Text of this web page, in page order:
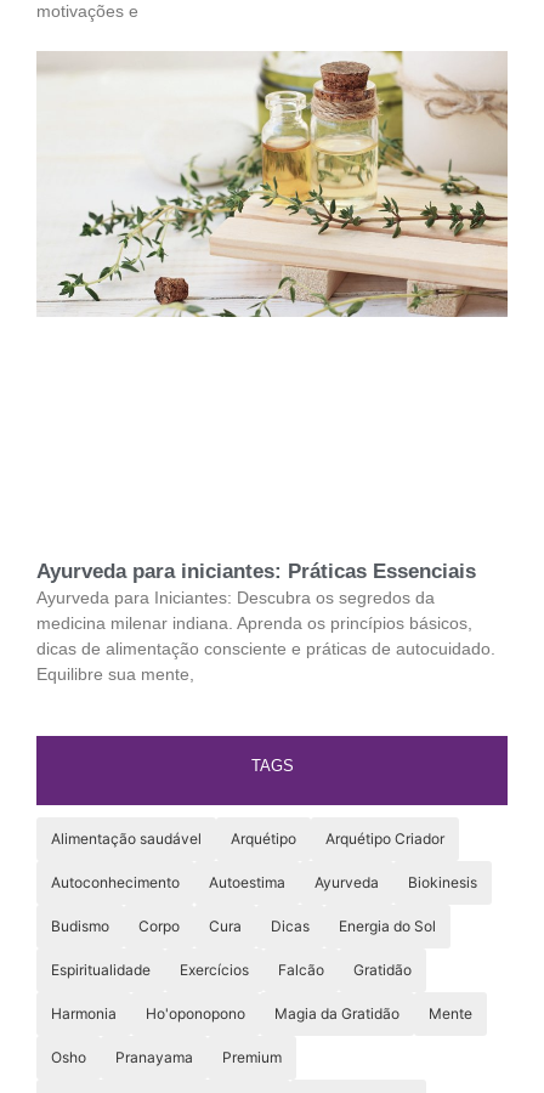
motivações e
Ayurveda para iniciantes: Práticas Essenciais
Ayurveda para Iniciantes: Descubra os segredos da
medicina milenar indiana. Aprenda os princípios básicos,
dicas de alimentação consciente e práticas de autocuidado.
Equilibre sua mente,
TAGS
Alimentação saudável Arquétipo Arquétipo Criador
Autoconhecimento Autoestima Ayurveda Biokinesis
Budismo Corpo Cura Dicas Energia do Sol
Espiritualidade Exercícios Falcão Gratidão
Harmonia Ho'oponopono Magia da Gratidão Mente
Osho Pranayama Premium